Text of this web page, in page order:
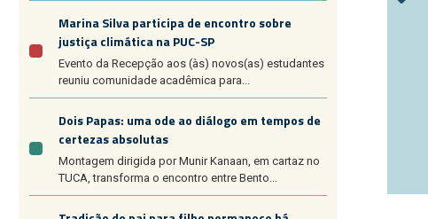
Marina Silva participa de encontro sobre
justiça climática na PUC-SP
Evento da Recepção aos (às) novos(as) estudantes
reuniu comunidade acadêmica para...
Dois Papas: uma ode ao diálogo em tempos de
certezas absolutas
Montagem dirigida por Munir Kanaan, em cartaz no
TUCA, transforma o encontro entre Bento...